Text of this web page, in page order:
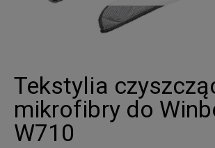
Tekstylia
mikrofibry do
W710